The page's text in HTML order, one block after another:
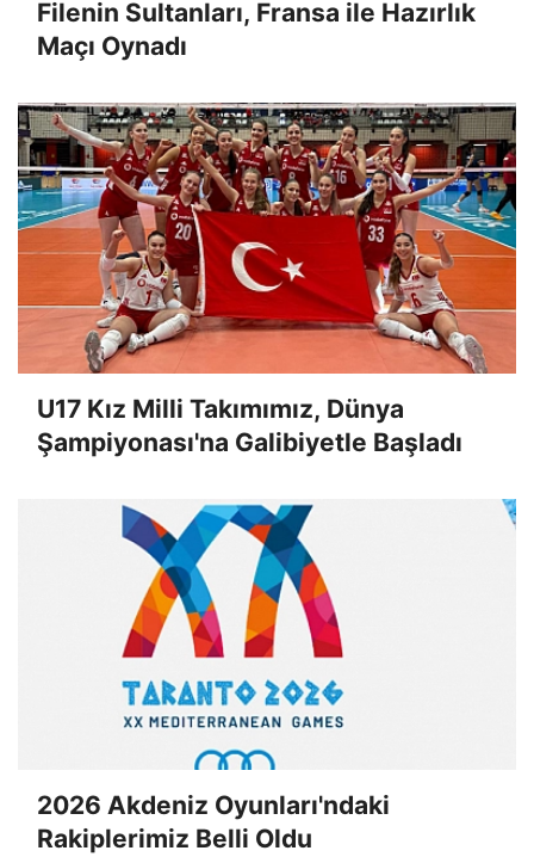
Filenin Sultanları, Fransa ile Hazırlık
Maçı Oynadı
U17 Kız Milli Takımımız, Dünya
Şampiyonası'na Galibiyetle Başladı
2026 Akdeniz Oyunları'ndaki
Rakiplerimiz Belli Oldu